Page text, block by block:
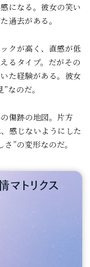
になる。彼女の笑い
過去がある。
クが高く、直感が低
るタイプ。だがその
た経験がある。彼女
なのだ。
傷跡の地図。片方
感じないようにした
”の変形なのだ。